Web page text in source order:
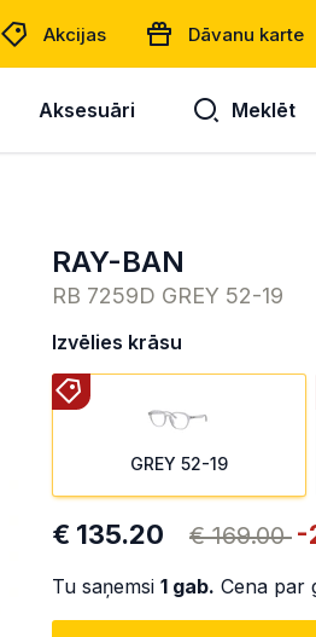
Akcijas Dāvanu karte
Aksesuāri Meklēt
RAY-BAN
RB 7259D GREY 52-19
Izvēlies krāsu
GREY 52-19
€ 135.20 € 169.00 -
Tu saņemsi 1 gab. Cena par